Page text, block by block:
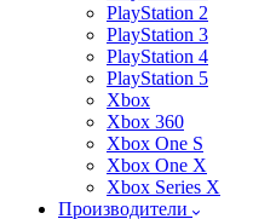
PlayStation 2
PlayStation 3
PlayStation 4
PlayStation 5
Xbox
Xbox 360
Xbox One S
Xbox One X
Xbox Series X
Производители